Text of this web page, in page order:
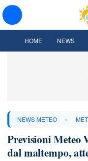
HOME NEWS
NEWS METEO »
Previsioni Meteo
dal maltempo,